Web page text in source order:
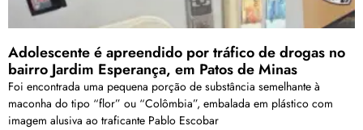
Adolescente é apreendido por tráfico de drogas no
bairro Jardim Esperança, em Patos de Minas
Foi encontrada uma pequena porção de substância semelhante à
maconha do tipo “flor” ou “Colômbia”, embalada em plástico com
imagem alusiva ao traficante Pablo Escobar